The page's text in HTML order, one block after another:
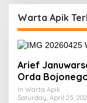
Warta Apik
Arief
Orda
In Warta Apik
Saturday, April 25,